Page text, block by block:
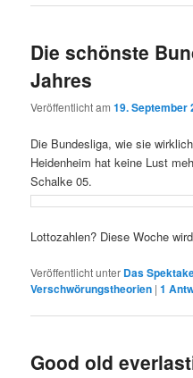
Die schönste
Jahres
Veröffentlicht am19. September
Die Bundesliga, wie sie
Heidenheim hat keine Lust
Schalke 05.
Lottozahlen? Diese Woche
Veröffentlicht unter Das
Verschwörungstheorien |1
Good old